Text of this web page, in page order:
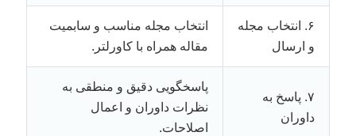
۶. انتخاب مجله
و ارسال
انتخاب مجله مناسب و سابمیت
مقاله همراه با کاورلتر.
۷. پاسخ به
داوران
پاسخگویی دقیق و منطقی به
نظرات داوران و اعمال
اصلاحات.